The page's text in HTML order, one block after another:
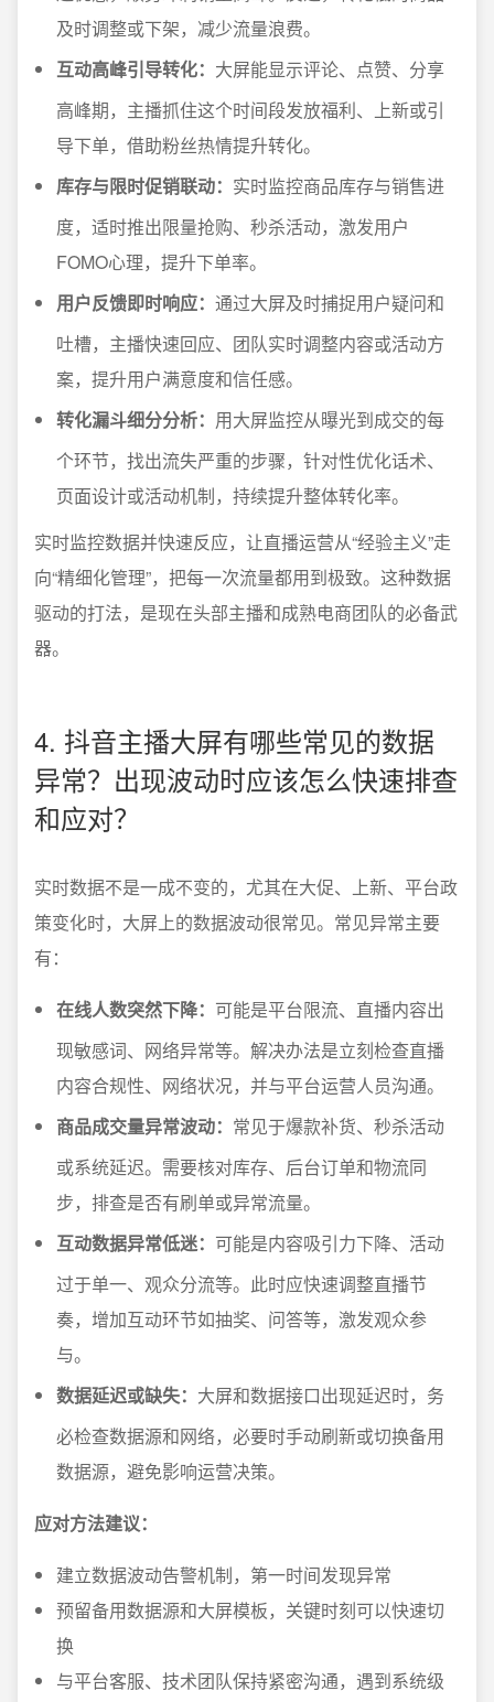
及时调整或下架，减少流量浪费。
互动高峰引导转化： 大屏能显示评论、点赞、分享
高峰期，主播抓住这个时间段发放福利、上新或引
导下单，借助粉丝热情提升转化。
库存与限时促销联动： 实时监控商品库存与销售进
度，适时推出限量抢购、秒杀活动，激发用户
FOMO心理，提升下单率。
用户反馈即时响应： 通过大屏及时捕捉用户疑问和
吐槽，主播快速回应、团队实时调整内容或活动方
案，提升用户满意度和信任感。
转化漏斗细分分析： 用大屏监控从曝光到成交的每
个环节，找出流失严重的步骤，针对性优化话术、
页面设计或活动机制，持续提升整体转化率。
实时监控数据并快速反应，让直播运营从“经验主义”走
向“精细化管理”，把每一次流量都用到极致。这种数据
驱动的打法，是现在头部主播和成熟电商团队的必备武
器。
4. 抖音主播大屏有哪些常见的数据
异常？出现波动时应该怎么快速排查
和应对？
实时数据不是一成不变的，尤其在大促、上新、平台政
策变化时，大屏上的数据波动很常见。常见异常主要
有：
在线人数突然下降： 可能是平台限流、直播内容出
现敏感词、网络异常等。解决办法是立刻检查直播
内容合规性、网络状况，并与平台运营人员沟通。
商品成交量异常波动： 常见于爆款补货、秒杀活动
或系统延迟。需要核对库存、后台订单和物流同
步，排查是否有刷单或异常流量。
互动数据异常低迷： 可能是内容吸引力下降、活动
过于单一、观众分流等。此时应快速调整直播节
奏，增加互动环节如抽奖、问答等，激发观众参
与。
数据延迟或缺失： 大屏和数据接口出现延迟时，务
必检查数据源和网络，必要时手动刷新或切换备用
数据源，避免影响运营决策。
应对方法建议：
建立数据波动告警机制，第一时间发现异常
预留备用数据源和大屏模板，关键时刻可以快速切
换
与平台客服、技术团队保持紧密沟通，遇到系统级